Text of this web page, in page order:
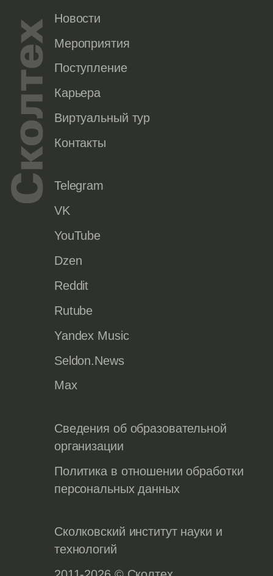
Новости
Мероприятия
Поступление
Карьера
Виртуальный тур
Контакты
Telegram
VK
YouTube
Dzen
Reddit
Rutube
Yandex Music
Seldon.News
Max
Сведения об образовательной
организации
Политика в отношении обработки
персональных данных
Сколковский институт науки и
технологий